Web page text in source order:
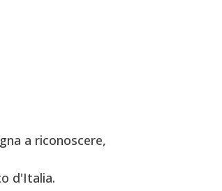
a riconoscere,
d'Italia.